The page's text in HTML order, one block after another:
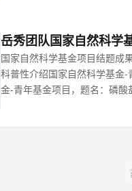
岳秀团队国家自然科学
国家自然科学基金项目结题
科普性介绍国家自然科学基金
金-青年基金项目，题名：磷